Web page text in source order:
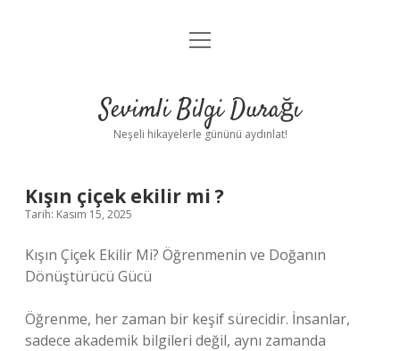
Anasayfa
Yasal Uyarı
menüyü
Sevimli Bilgi Durağı
Neşeli hikayelerle gününü aydınlat!
Kışın çiçek ekilir mi ?
Tarih: Kasım 15, 2025
Kışın Çiçek Ekilir Mi? Öğrenmenin ve Doğanın
Dönüştürücü Gücü
Öğrenme, her zaman bir keşif sürecidir. İnsanlar,
sadece akademik bilgileri değil, aynı zamanda